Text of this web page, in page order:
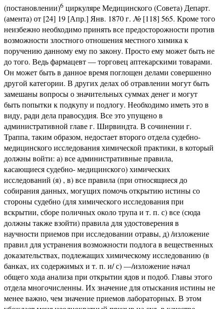
(постановлении)6 циркуляре Медицинского (Совета) Департ.
(амента) от [24] 19 [Апр.] Янв. 1870 г. №[118] 565. Кроме того
неизбежно необходимо принять все предосторожности против
возможности злостного отношения местного химика к
поручению данному ему по закону. Просто ему может быть не
до того. Ведь фармацевт — торговец аптекарскими товарами.
Он может быть в данное время поглощен делами совершенно
другой категории. В других делах об отравлении могут быть
замешаны вопросы о значительных суммах денег и могут
быть попытки к подкупу и подлогу. Необходимо иметь это в
виду, ради дела правосудия. Все это упущено в
административной главе г. Ширвиндта. В сочинении г.
Траппа, таким образом, недостает второго отдела судебно-
медицинского исследования химической практики, в который
должны войти: а) все административные правила,
касающиеся судебно- медицинского) химических
исследований (я) , в) все правила (при относящиеся до
собирания данных, могущих помочь открытию истины со
стороны судебно (для химического исследования при
вскрытии, сборе поличных около трупа и т. п. с) все (сюда
должны также взойти) правила для удостоверения в
научности приемов при исследовании отравы, д) /изложение
правил для устранения возможности подлога в вещественных
доказательствах, подлежащих химическому исследованию (в
банках, их содержимых и т. п. и/ с) —/изложение начал
общего хода анализа при открытии ядов и подоб. Главы этого
отдела многочисленны. Их значение для отыскания истины не
менее важно, чем значение приемов лабораторных. В этом